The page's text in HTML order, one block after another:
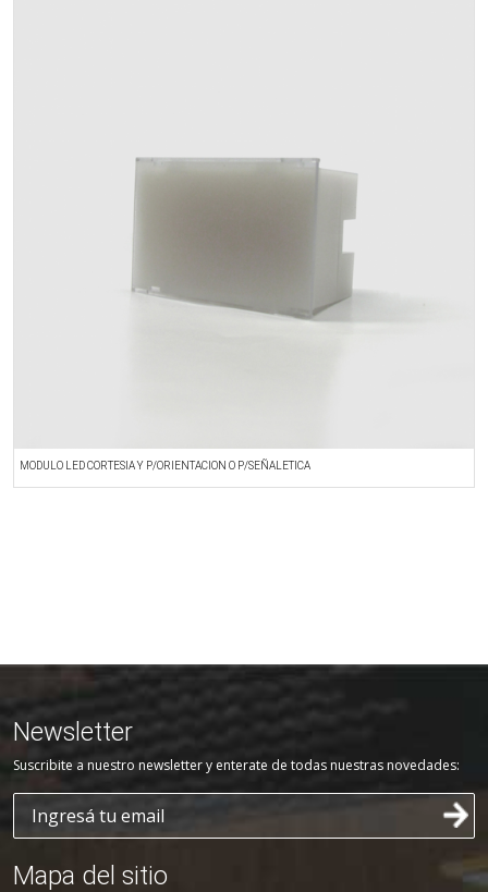
MODULO LED CORTESIA Y P/ORIENTACION O P/SEÑALETICA
Newsletter
Suscribite a nuestro newsletter y enterate de todas nuestras novedades:
Mapa del sitio